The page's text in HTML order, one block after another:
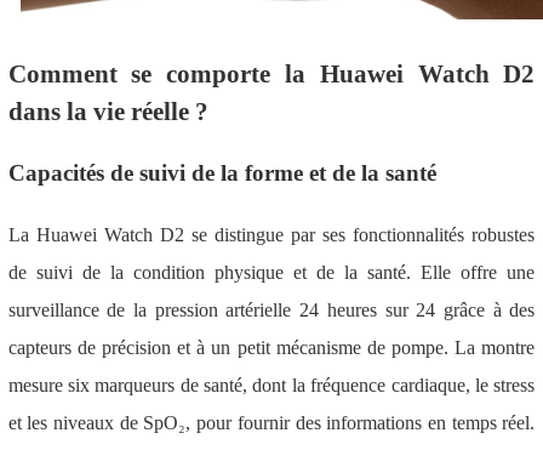
Comment se comporte la Huawei Watch D2
dans la vie réelle ?
Capacités de suivi de la forme et de la santé
La Huawei Watch D2 se distingue par ses fonctionnalités robustes
de suivi de la condition physique et de la santé. Elle offre une
surveillance de la pression artérielle 24 heures sur 24 grâce à des
capteurs de précision et à un petit mécanisme de pompe. La montre
mesure six marqueurs de santé, dont la fréquence cardiaque, le stress
et les niveaux de SpO₂, pour fournir des informations en temps réel.